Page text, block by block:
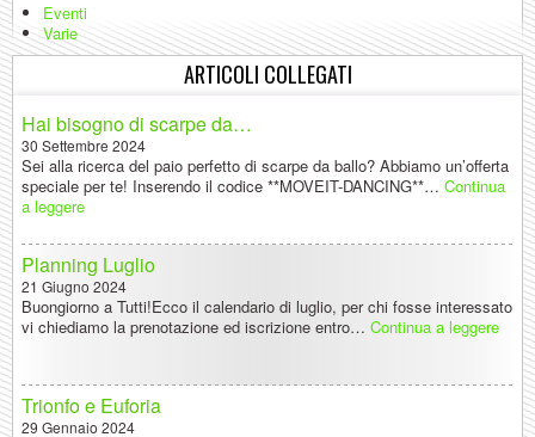
Eventi
Varie
ARTICOLI COLLEGATI
Hai bisogno di scarpe da…
30 Settembre 2024
Sei alla ricerca del paio perfetto di scarpe da ballo? Abbiamo un’offerta
speciale per te! Inserendo il codice **MOVEIT-DANCING**… Continua
a leggere
Planning Luglio
21 Giugno 2024
Buongiorno a Tutti!Ecco il calendario di luglio, per chi fosse interessato
vi chiediamo la prenotazione ed iscrizione entro… Continua a leggere
Trionfo e Euforia
29 Gennaio 2024